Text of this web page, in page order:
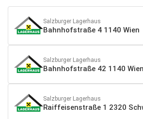
Salzburger Lagerhaus
Bahnhofstraße 4 1140 Wien
Salzburger Lagerhaus
Bahnhofstraße 42 1140 Wien
Salzburger Lagerhaus
Raiffeisenstraße 1 2320